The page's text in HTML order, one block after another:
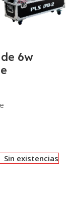
6w
Sin existencias